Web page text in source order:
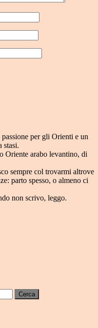
per gli Orienti e un
stasi.
Oriente arabo levantino, di
sempre col trovarmi altrove
parto spesso, o almeno ci
non scrivo, leggo.